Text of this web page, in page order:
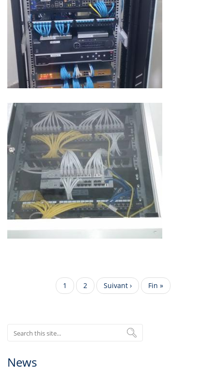
Page
courante
1 Page
2
Page
suivante
Suivant ›
Dernière
page
Fin »
Search
News